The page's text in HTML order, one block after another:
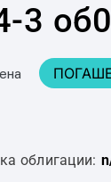
3
облигации: